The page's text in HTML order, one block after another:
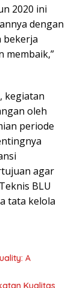
2020 ini
dengan
bekerja
membaik,”
kegiatan
oleh
periode
agar
BLU
tata kelola
A
Kualitas